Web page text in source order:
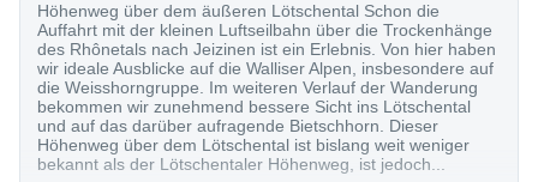
Höhenweg über dem äußeren Lötschental Schon die
Auffahrt mit der kleinen Luftseilbahn über die Trockenhänge
des Rhônetals nach Jeizinen ist ein Erlebnis. Von hier haben
wir ideale Ausblicke auf die Walliser Alpen, insbesondere auf
die Weisshorngruppe. Im weiteren Verlauf der Wanderung
bekommen wir zunehmend bessere Sicht ins Lötschental
und auf das darüber aufragende Bietschhorn. Dieser
Höhenweg über dem Lötschental ist bislang weit weniger
bekannt als der Lötschentaler Höhenweg, ist jedoch...